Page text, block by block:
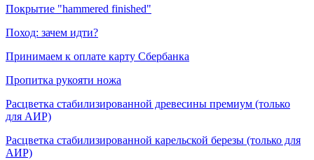
Покрытие "hammered finished"
Поход: зачем идти?
Принимаем к оплате карту Сбербанка
Пропитка рукояти ножа
Расцветка стабилизированной древесины премиум (только
для АИР)
Расцветка стабилизированной карельской березы (только для
АИР)